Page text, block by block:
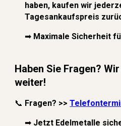
haben, kaufen wir
Tagesankaufspreis
➡ Maximale Sicherheit
Haben Sie Fragen?
weiter!
📞 Fragen? >>
➡ Jetzt Edelmetalle